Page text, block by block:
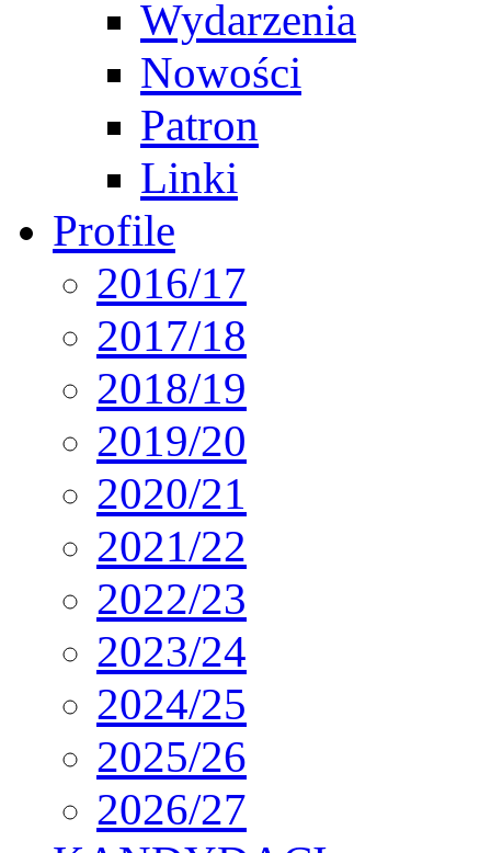
Wydarzenia
Nowości
Patron
Linki
Profile
2016/17
2017/18
2018/19
2019/20
2020/21
2021/22
2022/23
2023/24
2024/25
2025/26
2026/27